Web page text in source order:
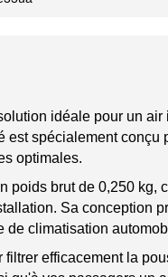
idéale pour un air
est spécialement conçu
optimales.
poids brut de 0,250 kg,
Sa conception
de climatisation
efficacement la